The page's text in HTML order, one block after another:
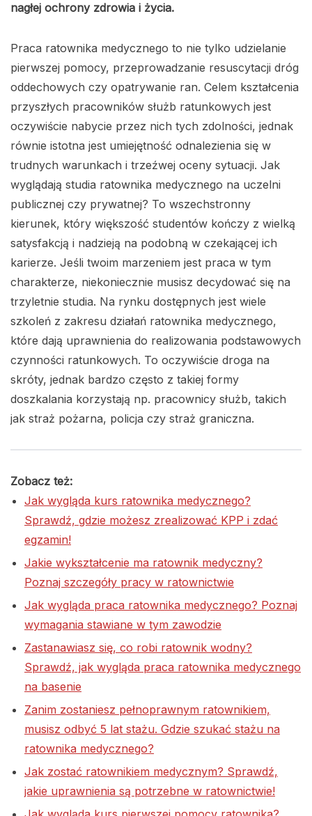
nagłej ochrony zdrowia i życia.
Praca ratownika medycznego to nie tylko udzielanie
pierwszej pomocy, przeprowadzanie resuscytacji dróg
oddechowych czy opatrywanie ran. Celem kształcenia
przyszłych pracowników służb ratunkowych jest
oczywiście nabycie przez nich tych zdolności, jednak
równie istotna jest umiejętność odnalezienia się w
trudnych warunkach i trzeźwej oceny sytuacji. Jak
wyglądają studia ratownika medycznego na uczelni
publicznej czy prywatnej? To wszechstronny
kierunek, który większość studentów kończy z wielką
satysfakcją i nadzieją na podobną w czekającej ich
karierze. Jeśli twoim marzeniem jest praca w tym
charakterze, niekoniecznie musisz decydować się na
trzyletnie studia. Na rynku dostępnych jest wiele
szkoleń z zakresu działań ratownika medycznego,
które dają uprawnienia do realizowania podstawowych
czynności ratunkowych. To oczywiście droga na
skróty, jednak bardzo często z takiej formy
doszkalania korzystają np. pracownicy służb, takich
jak straż pożarna, policja czy straż graniczna.
Zobacz też:
Jak wygląda kurs ratownika medycznego?
Sprawdź, gdzie możesz zrealizować KPP i zdać
egzamin!
Jakie wykształcenie ma ratownik medyczny?
Poznaj szczegóły pracy w ratownictwie
Jak wygląda praca ratownika medycznego? Poznaj
wymagania stawiane w tym zawodzie
Zastanawiasz się, co robi ratownik wodny?
Sprawdź, jak wygląda praca ratownika medycznego
na basenie
Zanim zostaniesz pełnoprawnym ratownikiem,
musisz odbyć 5 lat stażu. Gdzie szukać stażu na
ratownika medycznego?
Jak zostać ratownikiem medycznym? Sprawdź,
jakie uprawnienia są potrzebne w ratownictwie!